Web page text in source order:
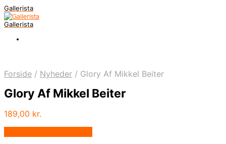
Gallerista
Gallerista
Forside / Nyheder / Glory Af Mikkel Beiter
Glory Af Mikkel Beiter
189,00 kr.